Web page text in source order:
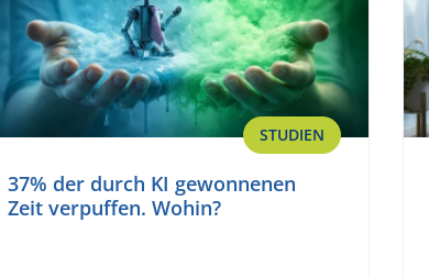
STUDIEN
37% der durch KI gewonnenen
Zeit verpuffen. Wohin?